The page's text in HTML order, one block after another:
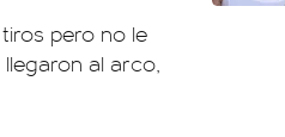
pero no le
al arco,